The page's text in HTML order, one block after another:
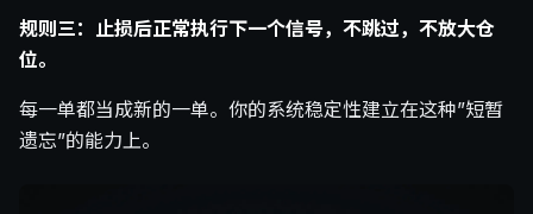
规则三：止损后正常执行下一个信号，不跳过，不放大仓
位。
每一单都当成新的一单。你的系统稳定性建立在这种”短暂
遗忘”的能力上。